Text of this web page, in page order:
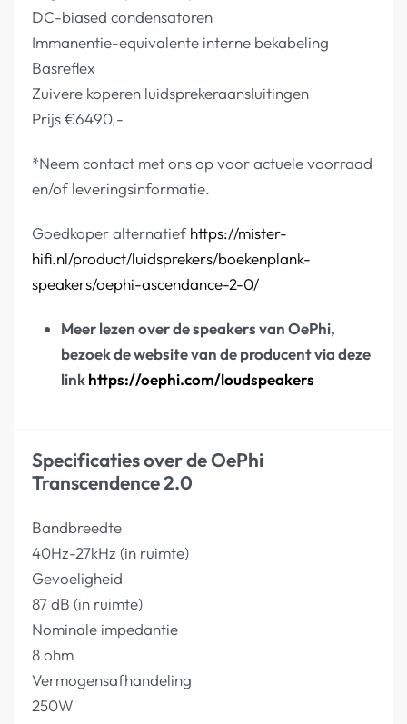
DC-biased condensatoren
Immanentie-equivalente interne bekabeling
Basreflex
Zuivere koperen luidsprekeraansluitingen
Prijs €6490,-
*Neem contact met ons op voor actuele voorraad
en/of leveringsinformatie.
Goedkoper alternatief https://mister-
hifi.nl/product/luidsprekers/boekenplank-
speakers/oephi-ascendance-2-0/
Meer lezen over de speakers van OePhi,
bezoek de website van de producent via deze
linkhttps://oephi.com/loudspeakers
Specificaties over de OePhi
Transcendence 2.0
Bandbreedte
40Hz-27kHz (in ruimte)
Gevoeligheid
87 dB (in ruimte)
Nominale impedantie
8 ohm
Vermogensafhandeling
250W